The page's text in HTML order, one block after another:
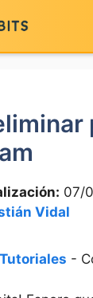
07/
Vidal
Tutoriales -